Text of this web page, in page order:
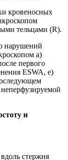
кровеносных
тельцами (R).
нарушений
a)
первого
ESWA, e)
и
стержня